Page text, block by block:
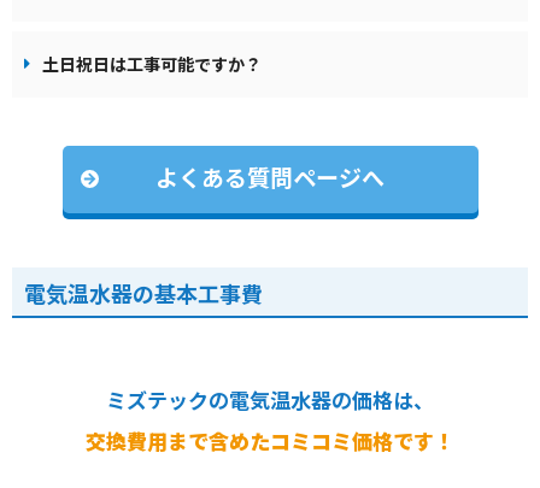
土日祝日は工事可能ですか？
よくある質問ページへ
電気温水器の基本工事費
ミズテックの電気温水器の価格は、
交換費用まで含めたコミコミ価格です！